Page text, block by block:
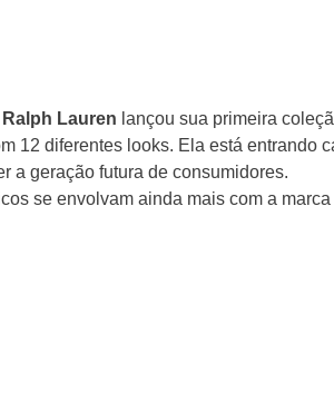
Ralph Lauren lançou sua primeira
12 diferentes looks. Ela está entrando
a geração futura de consumidores.
se envolvam ainda mais com a